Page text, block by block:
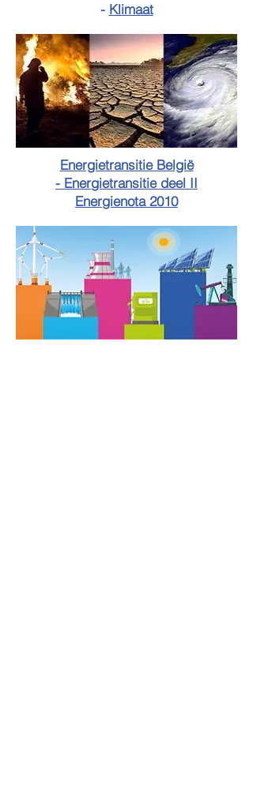
- Klimaat
Energietransitie België
- Energietransitie deel II
Energienota 2010